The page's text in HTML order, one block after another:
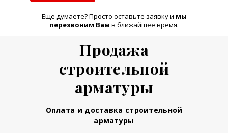
Еще думаете? Просто оставьте заявку и мы
перезвоним Вам в ближайшее время.
Продажа
строительной
арматуры
Оплата и доставка строительной
арматуры